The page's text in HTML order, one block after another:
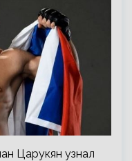
Царукян узнал